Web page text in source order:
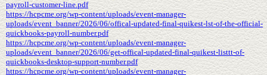
payroll-customer-line.pdf
https://hcpcme.org/wp-content/uploads/event-manager-
uploads/event_banner/2026/06/offical-updated-final-quikest-lst-of-the-official-
quickbooks-payroll-number.pdf
https://hcpcme.org/wp-content/uploads/event-manager-
uploads/event_banner/2026/06/get-offical-updated-final-quikest-listtt-of-
quickbooks-desktop-support-number.pdf
https://hcpcme.org/wp-content/uploads/event-manager-